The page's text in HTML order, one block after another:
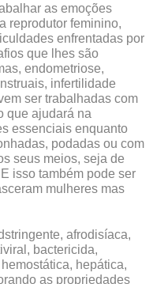
as emoções
reprodutor feminino,
enfrentadas por
que lhes são
endometriose,
infertilidade
ser trabalhadas com
que ajudará na
essenciais enquanto
podadas ou com
seus meios, seja de
isso também pode ser
mulheres mas
afrodisíaca,
bactericida,
hepática,
as propriedades